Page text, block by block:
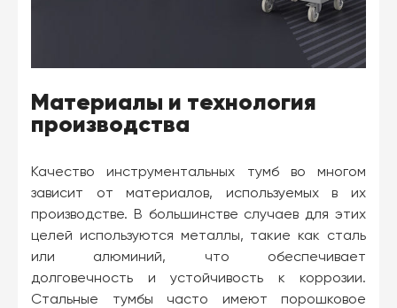
Материалы и технология
производства
Качество инструментальных тумб во многом
зависит от материалов, используемых в их
производстве. В большинстве случаев для этих
целей используются металлы, такие как сталь
или алюминий, что обеспечивает
долговечность и устойчивость к коррозии.
Стальные тумбы часто имеют порошковое